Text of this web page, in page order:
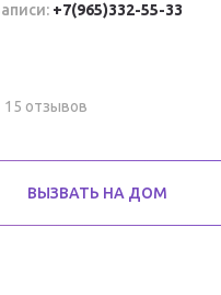
+7(965)332-55-33
15 отзывов
ВЫЗВАТЬ НА ДОМ